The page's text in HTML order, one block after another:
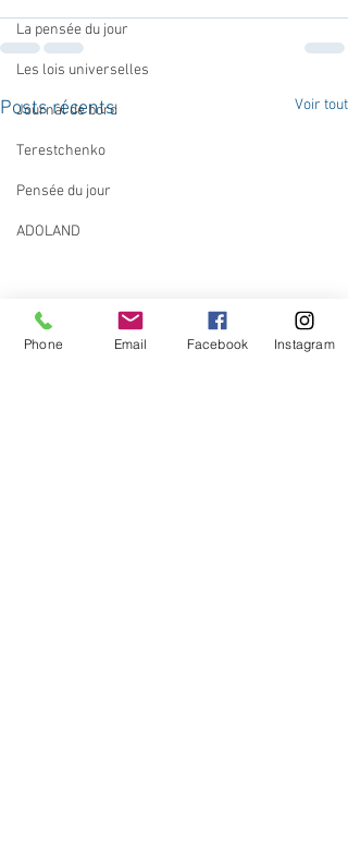
La pensée du jour
Les lois universelles
Journal de bord
Terestchenko
Pensée du jour
ADOLAND
Posts récents Voir tout
Phone Email Facebook Instagram